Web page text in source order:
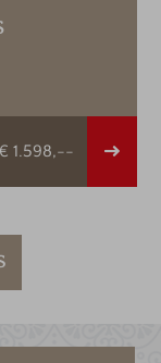
FORÊT-
à partir de €